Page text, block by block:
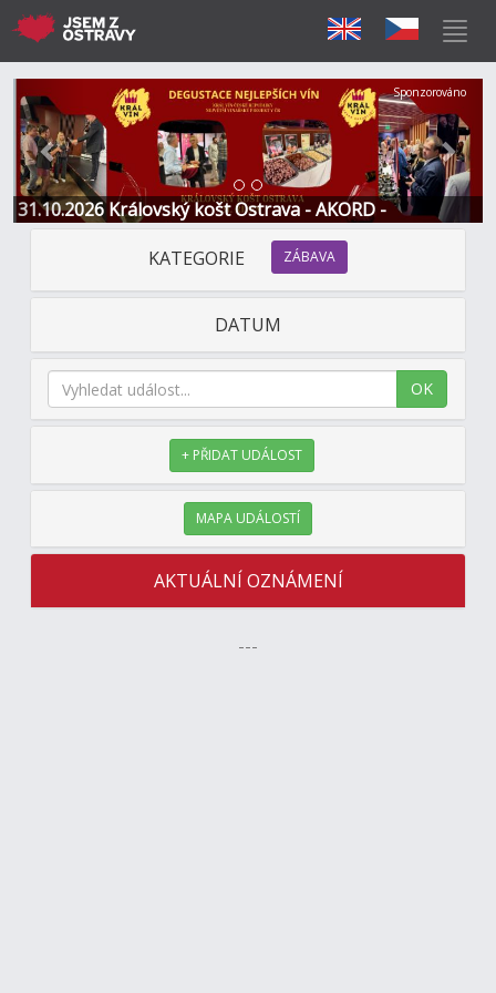
31.10.2026 Královský košt Ostrava - AKORD -
Restaurace a Hotel
Předchozí Další
Sponzorováno
KATEGORIE ZÁBAVA
DATUM
OK
+ PŘIDAT UDÁLOST
MAPA UDÁLOSTÍ
AKTUÁLNÍ OZNÁMENÍ
---